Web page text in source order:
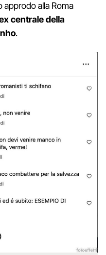
approdo alla Roma
centrale della
.